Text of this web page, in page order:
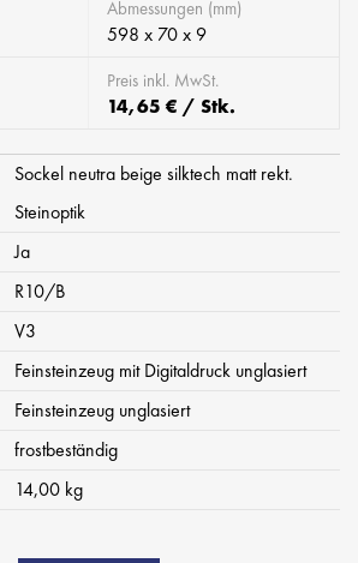
Abmessungen (mm)
598 x 70 x 9
Preis inkl. MwSt.
14,65 € / Stk.
Sockel neutra beige silktech matt rekt.
Steinoptik
Ja
R10/B
V3
Feinsteinzeug mit Digitaldruck unglasiert
Feinsteinzeug unglasiert
frostbeständig
14,00 kg